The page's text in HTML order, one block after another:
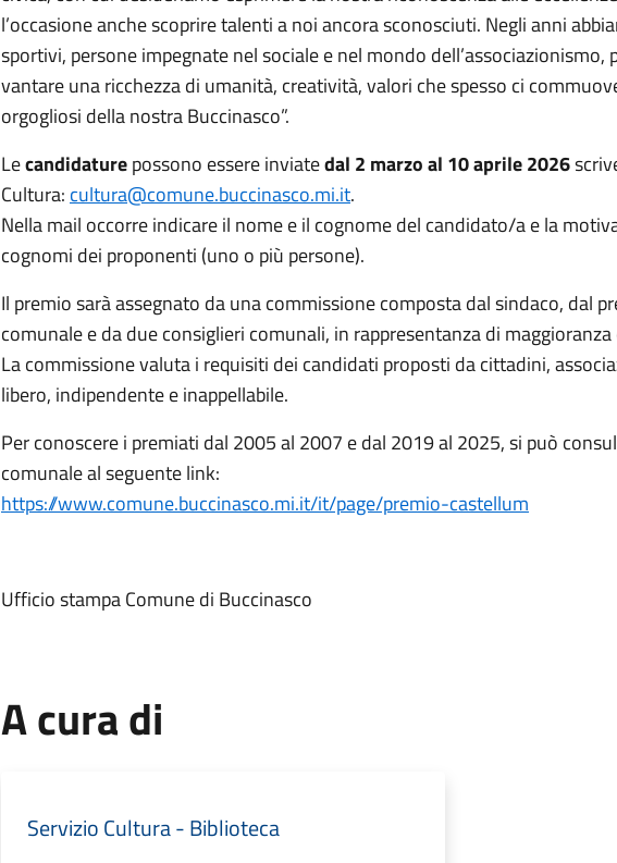
l’occasione anche scoprire talenti a noi ancora sconosciuti. Negli anni
sportivi, persone impegnate nel sociale e nel mondo dell’associazionismo,
vantare una ricchezza di umanità, creatività, valori che spesso ci
orgogliosi della nostra Buccinasco”.
Lecandidaturepossono essere inviatedal 2 marzo al 10 aprile 2026
Cultura: cultura@comune.buccinasco.mi.it.
Nella mail occorre indicare il nome e il cognome del candidato/a e la
cognomi dei proponenti (uno o più persone).
Il premio sarà assegnato da una commissione composta dal sindaco, dal
comunale e da due consiglieri comunali, in rappresentanza di
La commissione valuta i requisiti dei candidati proposti da cittadini,
libero, indipendente e inappellabile.
Per conoscere i premiati dal 2005 al 2007 e dal 2019 al 2025, si può
comunale al seguente link:
https://www.comune.buccinasco.mi.it/it/page/premio-castellum
Ufficio stampa Comune di Buccinasco
A cura di
Servizio Cultura - Biblioteca